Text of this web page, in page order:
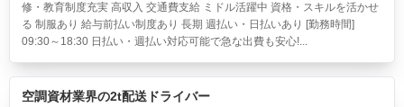
修・教育制度充実 高収入 交通費支給 ミドル活躍中 資格・スキルを活かせ
る 制服あり 給与前払い制度あり 長期 週払い・日払いあり [勤務時間]
09:30～18:30 日払い・週払い対応可能で急な出費も安心!...
空調資材業界の2t配送ドライバー